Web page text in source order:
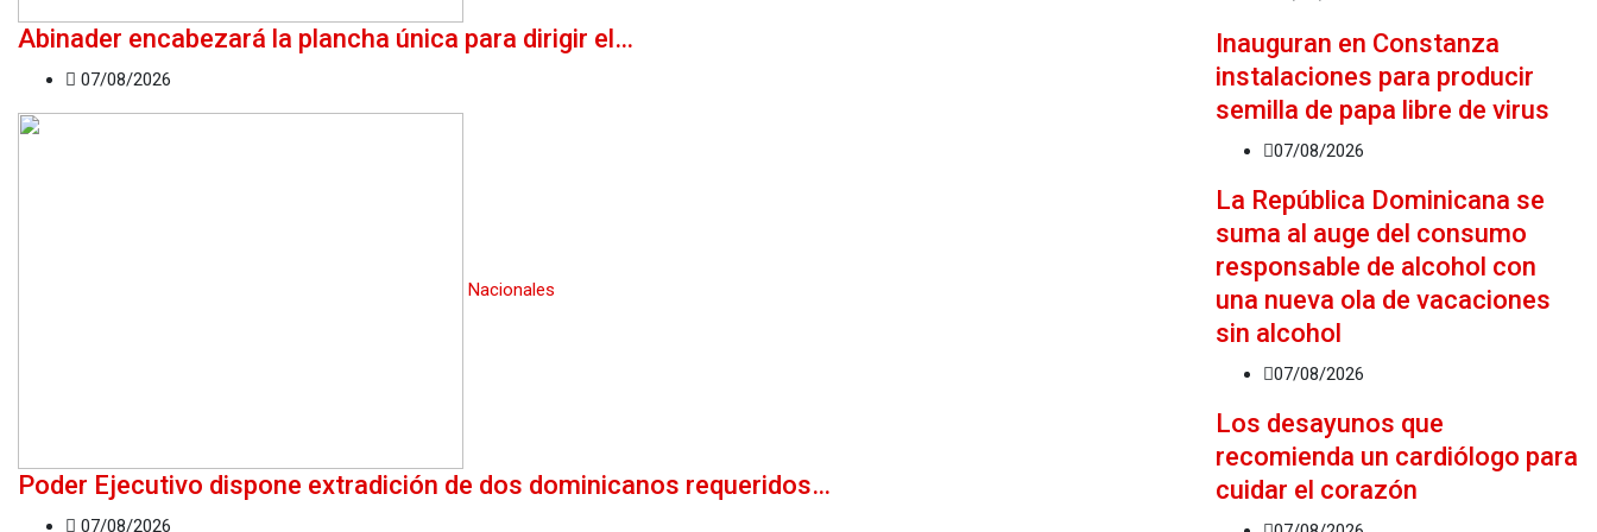
Abinader encabezará la plancha única para dirigir el…
07/08/2026
Nacionales
Poder Ejecutivo dispone extradición de dos dominicanos requeridos…
07/08/2026
Inauguran en Constanza
instalaciones para producir
semilla de papa libre de virus
07/08/2026
La República Dominicana se
suma al auge del consumo
responsable de alcohol con
una nueva ola de vacaciones
sin alcohol
07/08/2026
Los desayunos que
recomienda un cardiólogo para
cuidar el corazón